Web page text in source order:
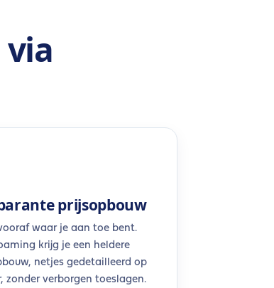
prijsopbouw
waar je aan toe bent.
krijg je een heldere
netjes gedetailleerd op
zonder verborgen toeslagen.